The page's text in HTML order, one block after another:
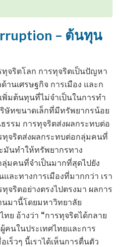
– ต้นทุน
จริตโลก การทุจริตเป็นปัญหา
นเศรษฐกิจ การเมือง และก
พิ่มต้นทุนที่ไม่จำเป็นในการทำ
ษัทขนาดเล็กที่มีทรัพยากรน้อย
รรม การทุจริตส่งผลกระทบต่อ
จริตส่งผลกระทบต่อกลุ่มคนที่
มันทำให้ทรัพยากรทาง
มคนที่จำเป็นมากที่สุดไปยัง
ละทางการเมืองที่มากกว่า เรา
จริตอย่างตรงไปตรงมา ผลการ
นมานี้โดยมหาวิทยาลัย
ย อ้างว่า “การทุจริตได้กลาย
นในประเทศไทยและการ
เร็วๆ นี้เราได้เห็นการตื่นตัว